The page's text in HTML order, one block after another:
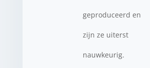
geproduceerd en
zijn ze uiterst
nauwkeurig.